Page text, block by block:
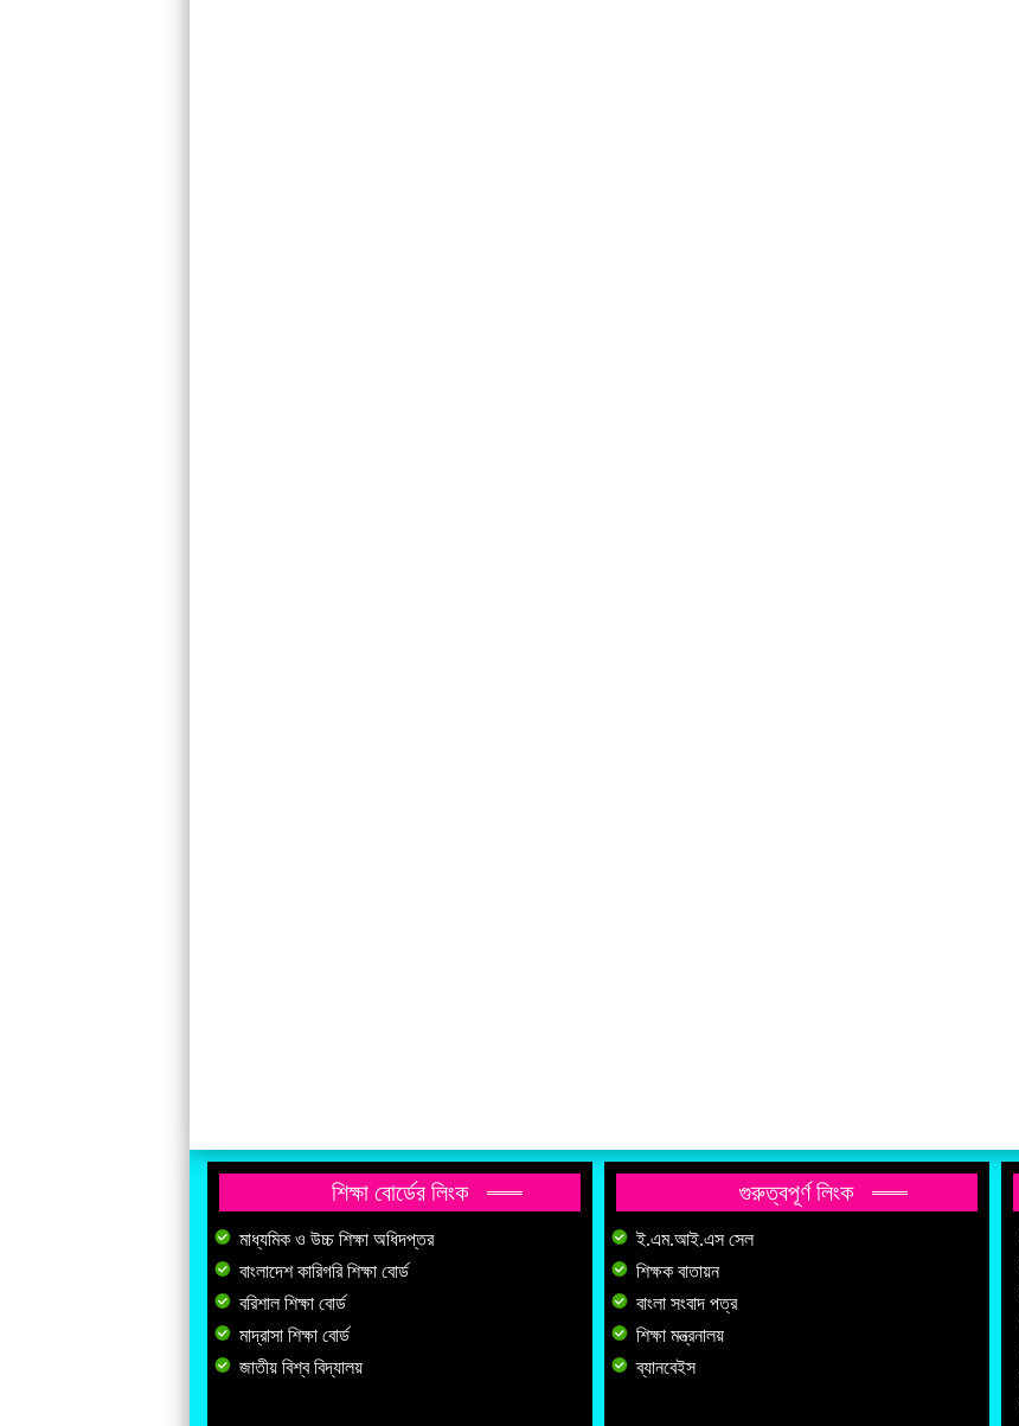
শিক্ষা বোর্ডের লিংক
মাধ্যমিক ও উচ্চ শিক্ষা অধিদপ্তর
বাংলাদেশ কারিগরি শিক্ষা বোর্ড
বরিশাল শিক্ষা বোর্ড
মাদ্রাসা শিক্ষা বোর্ড
জাতীয় বিশ্ব বিদ্যালয়
গুরুত্বপূর্ণ লিংক
ই.এম.আই.এস সেল
শিক্ষক বাতায়ন
বাংলা সংবাদ পত্র
শিক্ষা মন্ত্রনালয়
ব্যানবেইস